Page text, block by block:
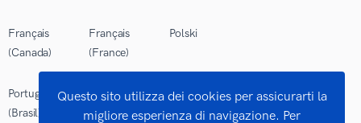
Français
(Canada)
Français
(France)
Polski
Português
(Brasil)
Questo sito utilizza dei cookies per assicurarti la
migliore esperienza di navigazione. Per